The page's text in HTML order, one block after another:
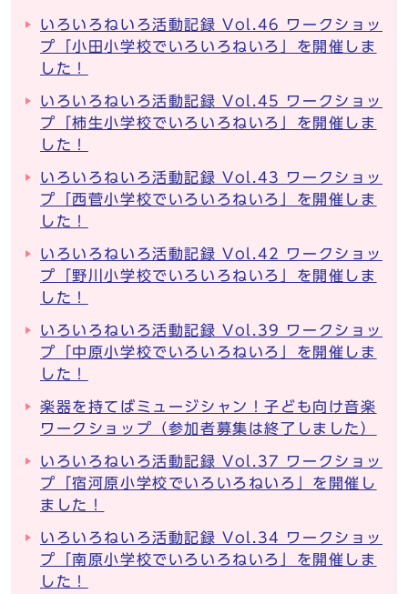
いろいろねいろ活動記録 Vol.46 ワークショッ
プ「小田小学校でいろいろねいろ」を開催しま
した！
いろいろねいろ活動記録 Vol.45 ワークショッ
プ「柿生小学校でいろいろねいろ」を開催しま
した！
いろいろねいろ活動記録 Vol.43 ワークショッ
プ「西菅小学校でいろいろねいろ」を開催しま
した！
いろいろねいろ活動記録 Vol.42 ワークショッ
プ「野川小学校でいろいろねいろ」を開催しま
した！
いろいろねいろ活動記録 Vol.39 ワークショッ
プ「中原小学校でいろいろねいろ」を開催しま
した！
楽器を持てばミュージシャン！子ども向け音楽
ワークショップ（参加者募集は終了しました）
いろいろねいろ活動記録 Vol.37 ワークショッ
プ「宿河原小学校でいろいろねいろ」を開催し
ました！
いろいろねいろ活動記録 Vol.34 ワークショッ
プ「南原小学校でいろいろねいろ」を開催しま
した！